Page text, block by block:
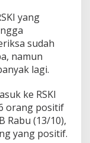
yang
sudah
namun
lagi.
ke RSKI
orang positif
Rabu (13/10),
yang positif.